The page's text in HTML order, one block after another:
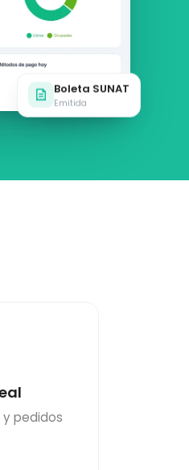
Boleta SUNAT
Emitida
y pedidos